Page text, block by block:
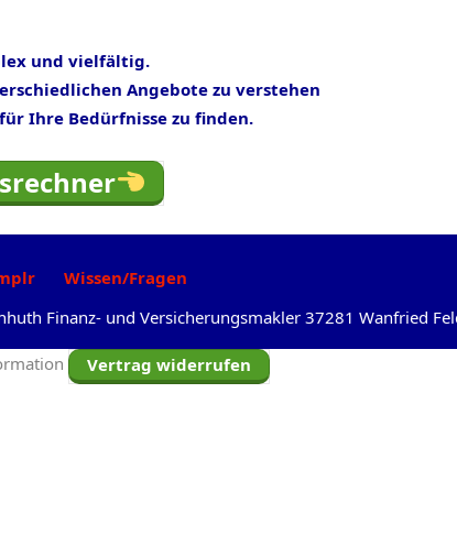
und vielfältig.
Angebote zu verstehen
Ihre Bedürfnisse zu finden.
Wissen/Fragen
Finanz- und Versicherungsmakler 37281 Wanfried
Vertrag widerrufen